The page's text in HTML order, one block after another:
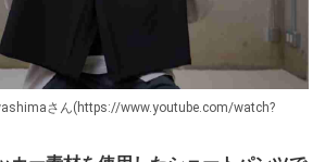
さん(https://www.youtube.com/watch?